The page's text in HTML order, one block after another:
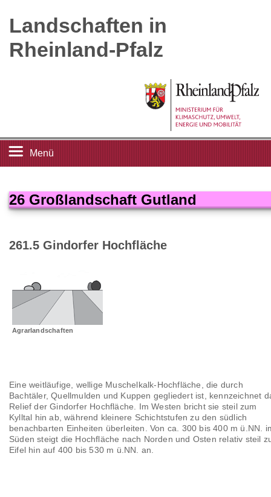
Landschaften in
Rheinland-Pfalz
Menü
Landschaftsleitbilder
Großlandschaften
Glossar
26 Großlandschaft Gutland
261.5 Gindorfer Hochfläche
Agrarlandschaften
Eine weitläufige, wellige Muschelkalk-Hochfläche, die durch
Bachtäler, Quellmulden und Kuppen gegliedert ist, kennzeichnet
Relief der Gindorfer Hochfläche. Im Westen bricht sie steil zum
Kylltal hin ab, während kleinere Schichtstufen zu den südlich
benachbarten Einheiten überleiten. Von ca. 300 bis 400 m ü.NN.
Süden steigt die Hochfläche nach Norden und Osten relativ steil
Eifel hin auf 400 bis 530 m ü.NN. an.